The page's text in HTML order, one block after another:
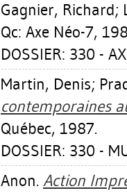
Gagnier, Richard;
Qc: Axe Néo-7,
DOSSIER: 330 -
Martin, Denis;
contemporaines
Québec, 1987.
DOSSIER: 330 -
Anon. Action